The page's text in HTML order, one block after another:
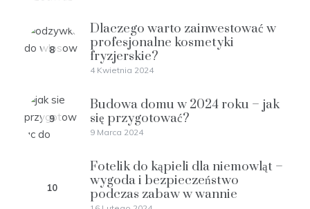
8
Dlaczego warto zainwestować w
profesjonalne kosmetyki
fryzjerskie?
4 Kwietnia 2024
9
Budowa domu w 2024 roku – jak
się przygotować?
9 Marca 2024
10
Fotelik do kąpieli dla niemowląt –
wygoda i bezpieczeństwo
podczas zabaw w wannie